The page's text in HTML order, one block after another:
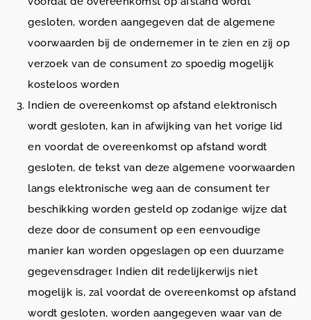
gesloten, worden aangegeven dat de algemene
voorwaarden bij de ondernemer in te zien en zij op
verzoek van de consument zo spoedig mogelijk
kosteloos worden
Indien de overeenkomst op afstand elektronisch
wordt gesloten, kan in afwijking van het vorige lid
en voordat de overeenkomst op afstand wordt
gesloten, de tekst van deze algemene voorwaarden
langs elektronische weg aan de consument ter
beschikking worden gesteld op zodanige wijze dat
deze door de consument op een eenvoudige
manier kan worden opgeslagen op een duurzame
gegevensdrager. Indien dit redelijkerwijs niet
mogelijk is, zal voordat de overeenkomst op afstand
wordt gesloten, worden aangegeven waar van de